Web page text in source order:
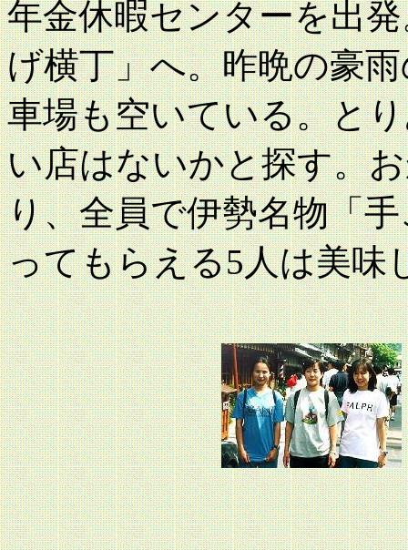
年金休暇センターを出
げ横丁」へ。昨晩の豪
車場も空いている。と
い店はないかと探す。
り、全員で伊勢名物「
ってもらえる5人は美味